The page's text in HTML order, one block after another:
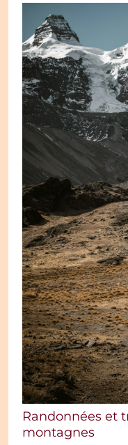
Randonnées et
montagnes